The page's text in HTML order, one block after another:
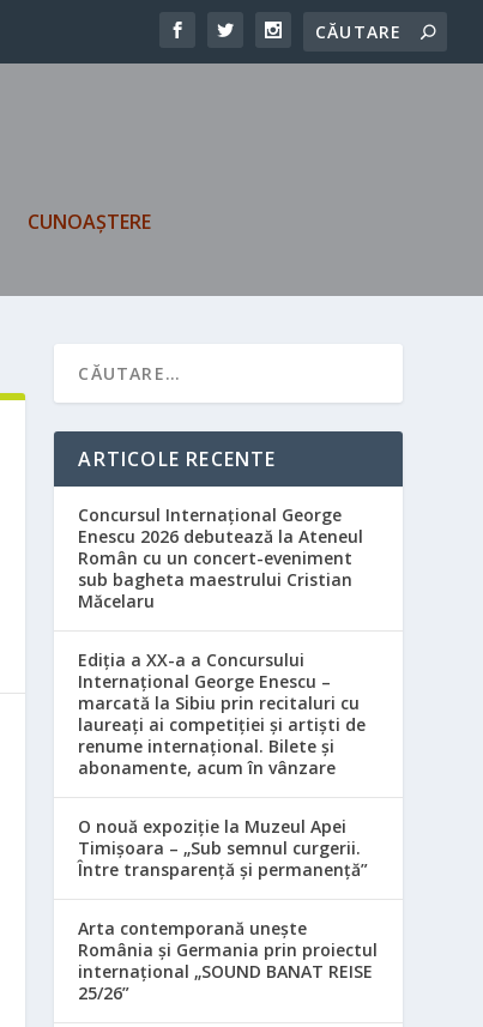
CUNOAȘTERE
ARTICOLE RECENTE
Concursul Internațional George
Enescu 2026 debutează la Ateneul
Român cu un concert-eveniment
sub bagheta maestrului Cristian
Măcelaru
Ediția a XX-a a Concursului
Internațional George Enescu –
marcată la Sibiu prin recitaluri cu
laureați ai competiției și artiști de
renume internațional. Bilete și
abonamente, acum în vânzare
O nouă expoziție la Muzeul Apei
Timișoara – „Sub semnul curgerii.
Între transparență și permanență”
Arta contemporană unește
România și Germania prin proiectul
internațional „SOUND BANAT REISE
25/26”